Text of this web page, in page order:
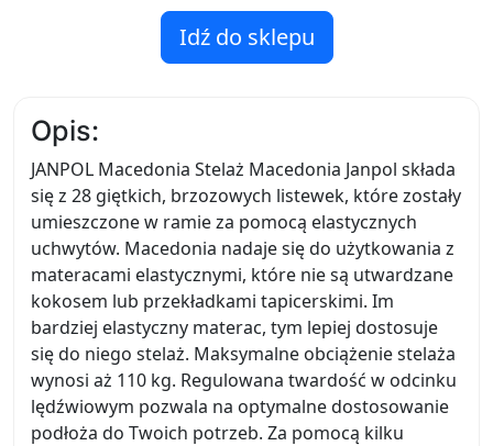
Idź do sklepu
Opis:
JANPOL Macedonia Stelaż Macedonia Janpol składa
się z 28 giętkich, brzozowych listewek, które zostały
umieszczone w ramie za pomocą elastycznych
uchwytów. Macedonia nadaje się do użytkowania z
materacami elastycznymi, które nie są utwardzane
kokosem lub przekładkami tapicerskimi. Im
bardziej elastyczny materac, tym lepiej dostosuje
się do niego stelaż. Maksymalne obciążenie stelaża
wynosi aż 110 kg. Regulowana twardość w odcinku
lędźwiowym pozwala na optymalne dostosowanie
podłoża do Twoich potrzeb. Za pomocą kilku